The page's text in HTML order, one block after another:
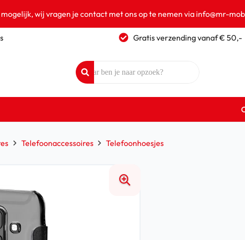
wij vragen je contact met ons op te nemen via info@mr-
Gratis verzending vanaf € 50,-
Telefoonaccessoires Telefoonhoesjes